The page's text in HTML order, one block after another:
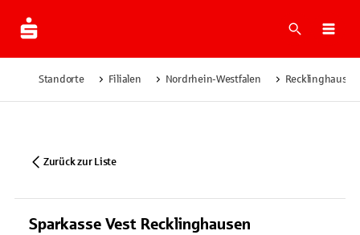
Suche
Standorte Filialen Nordrhein-Westfalen Recklinghausen
Zurück zur Liste
Sparkasse Vest Recklinghausen